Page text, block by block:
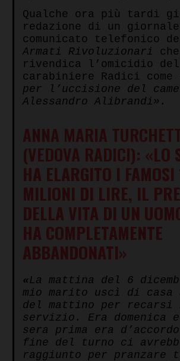
Qualche ora più tardi
redazione di un
comunicato telefonico
Armati Rivoluzionari che
rivendica l’omicidio del
carabiniere Radici come
per l’uccisione del
Alessandro Alibrandi».
ANNA MARIA
(VEDOVA RADICI): «LO
HA ELARGITO I
MILIONI DI LIRE, IL
DELLA VITA DI UN
HA COMPLETAMENTE
ABBANDONATI»
«La mattina del 6
mio marito uscì di
del mattino per recarsi
servizio. Era domenica
sera prima era
fine del turno ci
raggiunto per pranzare